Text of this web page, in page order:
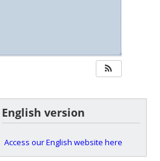
◢◢
English version
Access our English website here